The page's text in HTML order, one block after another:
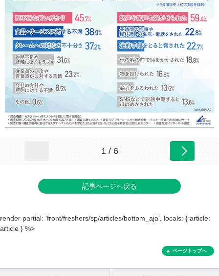
1 / 6
記事ページへ戻る
render partial: 'front/freshers/sp/articles/bottom_aja', locals: { article:
article } %>
ページトップへ